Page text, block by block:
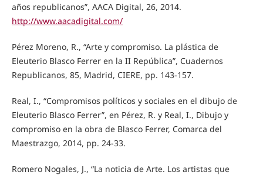
años republicanos”, AACA Digital, 26, 2014.
http://www.aacadigital.com/
Pérez Moreno, R., “Arte y compromiso. La plástica de
Eleuterio Blasco Ferrer en la II República”, Cuadernos
Republicanos, 85, Madrid, CIERE, pp. 143-157.
Real, I., “Compromisos políticos y sociales en el dibujo de
Eleuterio Blasco Ferrer”, en Pérez, R. y Real, I., Dibujo y
compromiso en la obra de Blasco Ferrer, Comarca del
Maestrazgo, 2014, pp. 24-33.
Romero Nogales, J., “La noticia de Arte. Los artistas que